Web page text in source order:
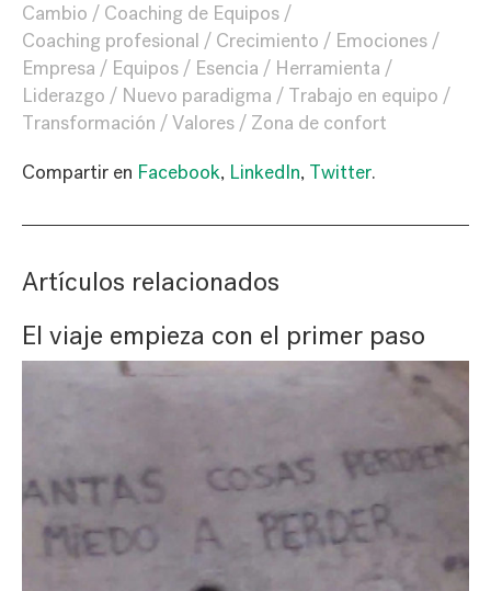
Cambio
Coaching de Equipos
Coaching profesional
Crecimiento
Emociones
Empresa
Equipos Esencia
Herramienta
Liderazgo
Nuevo paradigma
Trabajo en equipo
Transformación
Valores Zona de confort
Compartir en Facebook, LinkedIn, Twitter.
Artículos relacionados
El viaje empieza con el primer paso